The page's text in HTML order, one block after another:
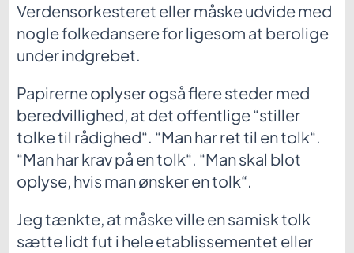
Verdensorkesteret eller måske udvide med
nogle folkedansere for ligesom at berolige
under indgrebet.
Papirerne oplyser også flere steder med
beredvillighed, at det offentlige “stiller
tolke til rådighed“. “Man har ret til en tolk“.
“Man har krav på en tolk“. “Man skal blot
oplyse, hvis man ønsker en tolk“.
Jeg tænkte, at måske ville en samisk tolk
sætte lidt fut i hele etablissementet eller